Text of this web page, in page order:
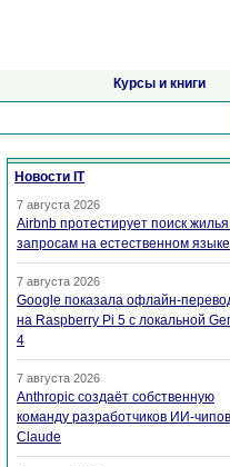
Курсы и книги
Новости IT
7 августа 2026
Airbnb протестирует поиск
запросам на естественном языке
7 августа 2026
Google показала офлайн-
на Raspberry Pi 5 с локальной
4
7 августа 2026
Anthropic создаёт собственную
команду разработчиков ИИ-
Claude